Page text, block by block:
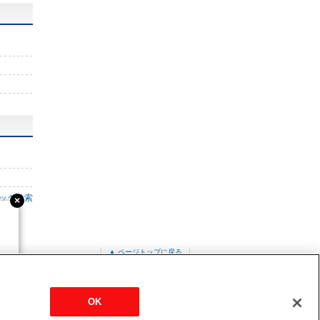
ク検索
▲ ページトップに戻る
OK